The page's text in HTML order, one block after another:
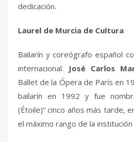
dedicación.
Laurel de Murcia de Cultura
Bailarín y coreógrafo español
internacional.
José Carlos
Ballet de la Ópera de París en
bailarín en 1992 y fue
(Étoile)” cinco años más tarde,
el máximo rango de la institución